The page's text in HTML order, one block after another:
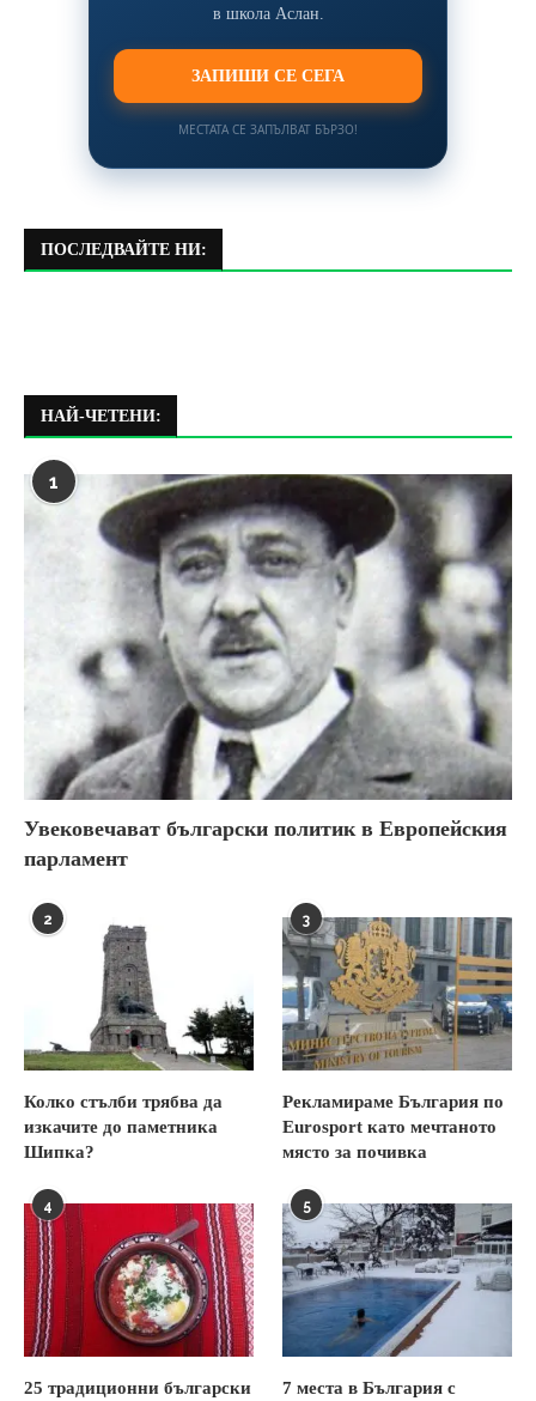
в школа Аслан.
ЗАПИШИ СЕ СЕГА
МЕСТАТА СЕ ЗАПЪЛВАТ БЪРЗО!
ПОСЛЕДВАЙТЕ НИ:
НАЙ-ЧЕТЕНИ:
1
Увековечават български политик в Европейския
парламент
2
Колко стълби трябва да
изкачите до паметника
Шипка?
3
Рекламираме България по
Eurosport като мечтаното
място за почивка
4
25 традиционни български
5
7 места в България с